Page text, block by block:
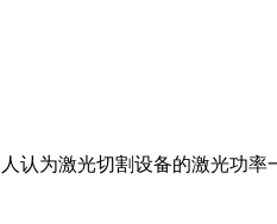
认为激光切割设备的激光功